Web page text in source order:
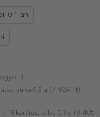
0-1 an
súlya 0,3 g ( 7 924 Ft)
18 karátos, súlya 0,3 g ( 8 405